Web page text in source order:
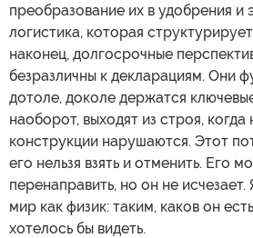
преобразование их в удобрения и
логистика, которая
наконец, долгосрочные
безразличны к декларациям. Они
дотоле, доколе держатся
наоборот, выходят из строя,
конструкции нарушаются. Этот
его нельзя взять и отменить. Его
перенаправить, но он не
мир как физик: таким, каков он
хотелось бы видеть.